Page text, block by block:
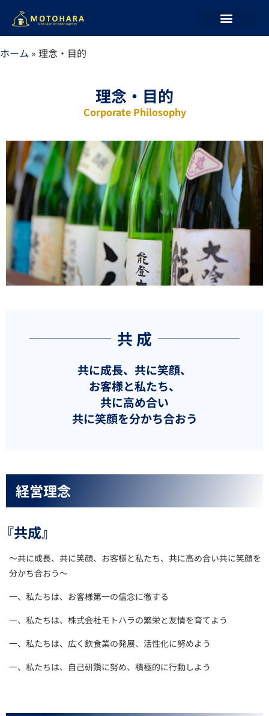
ホーム » 理念・目的
理念・目的
Corporate Philosophy
共 成
共に成長、共に笑顔、
お客様と私たち、
共に高め合い
共に笑顔を分かち合おう
経営理念
『共成』
～共に成長、共に笑顔、お客様と私たち、共に高め合い共に笑顔を
分かち合おう～
一、私たちは、お客様第一の信念に徹する
一、私たちは、株式会社モトハラの繁栄と友情を育てよう
一、私たちは、広く飲食業の発展、活性化に努めよう
一、私たちは、自己研鑽に努め、積極的に行動しよう